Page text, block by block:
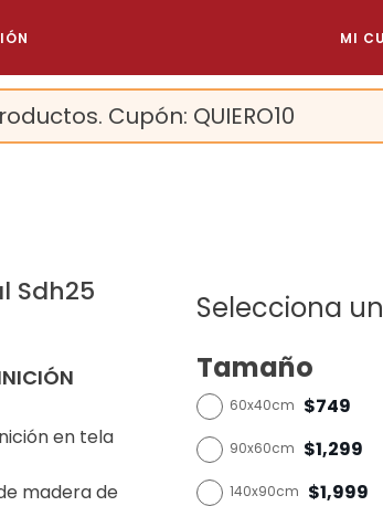
MI
Cupón: QUIERO10
Sdh25
en tela
madera de
Selecciona
Tamaño
60x40cm $749
90x60cm $1,299
140x90cm $1,999